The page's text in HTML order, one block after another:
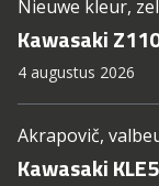
Nieuwe kleur,
Kawasaki
4 augustus 2026
Akrapovič,
Kawasaki